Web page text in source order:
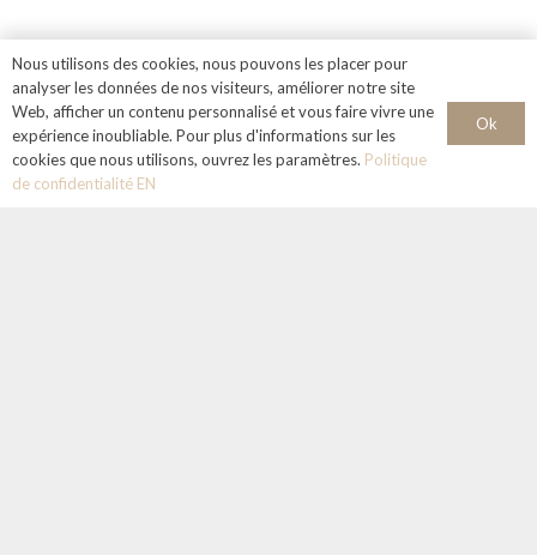
Nous utilisons des cookies, nous pouvons les placer pour
analyser les données de nos visiteurs, améliorer notre site
Web, afficher un contenu personnalisé et vous faire vivre une
expérience inoubliable. Pour plus d'informations sur les
cookies que nous utilisons, ouvrez les paramètres. Politique
de confidentialité EN
Ok